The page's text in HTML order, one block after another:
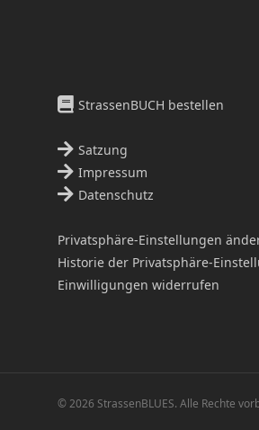
StrassenBUCH bestellen
Satzung
Impressum
Datenschutz
Privatsphäre-Einstellungen
Historie der Privatsphäre-
Einwilligungen widerrufen
© 2026 StrassenBLUES. Alle Rechte